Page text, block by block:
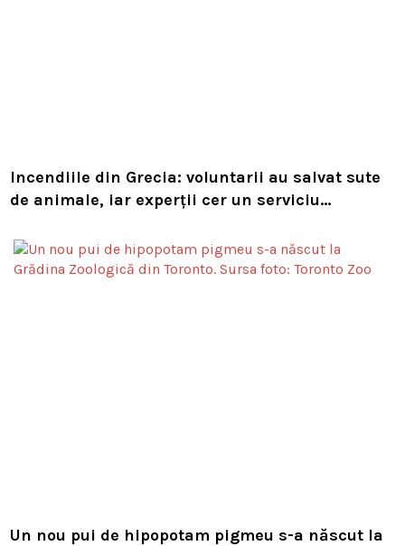
Incendiile din Grecia: voluntarii au salvat sute
de animale, iar experții cer un serviciu
Un nou pui de hipopotam pigmeu s-a născut la